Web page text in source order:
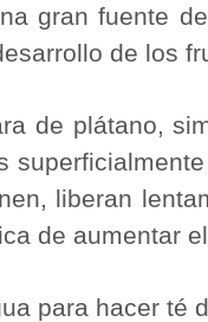
gran fuente
de los
de plátano,
liberan
de aumentar
para hacer té